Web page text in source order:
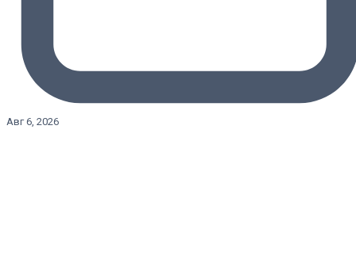
Авг 6, 2026